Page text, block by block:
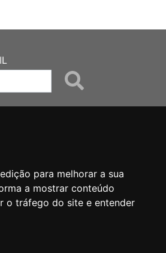
para melhorar a sua
a mostrar conteúdo
o tráfego do site e entender
Fale Conocsco